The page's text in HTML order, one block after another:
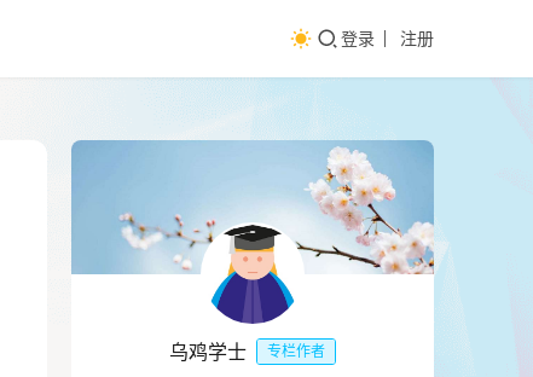
登录 注册
乌鸡学士 专栏作者